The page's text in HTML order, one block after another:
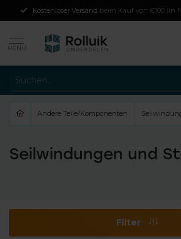
Kostenloser Versand beim Kauf von €100 (in
MENU
Andere Teile/Komponenten
Seilwindungen und
Filter